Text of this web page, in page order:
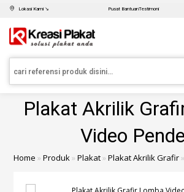
Lokasi Kami ↘ Pusat BantuanTestimoni
Plakat Akrilik
Video
Home »Produk»Plakat»Plakat Akrilik Grafir»